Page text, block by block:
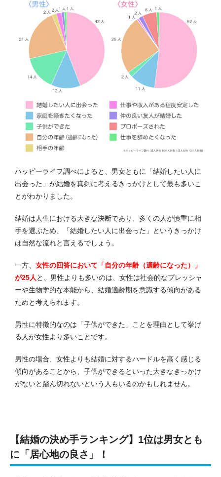
ハッピーライフ調べによると、男女ともに「結婚したい人に
出会った」が結婚を真剣に考えるきっかけとして最も多いこ
とがわかりました。
結婚は人生における大きな決断であり、多くの人が慎重に相
手を選ぶため、「結婚したい人に出会った」というきっかけ
は自然な流れと言えるでしょう。
一方、 女性の回答において「自分の年齢（適齢になった）」
が25人 と、男性よりも多いのは、女性は社会的なプレッシャ
ーや生物学的な本能から、結婚適齢期を意識する傾向がある
ためと考えられます。
男性に特徴的なのは「子供ができた」ことを理由として挙げ
る人が女性より多いことです。
男性の場合、女性よりも結婚に対するハードルを高く感じる
傾向があることから、子供ができるといった大きなきっかけ
がないと踏ん切れないという人もいるのかもしれません。
【結婚の決め手ランキング】1位は男女とも
に「居心地の良さ」！